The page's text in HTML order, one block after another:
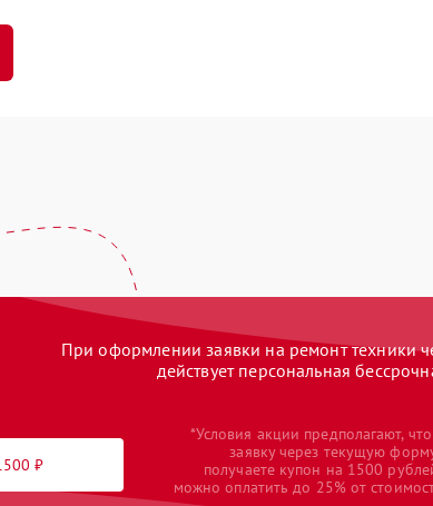
При оформлении заявки на ремонт техники
действует персональная
₽
*Условия акции предполагают,
заявку через текущую
получаете купон на 1500
можно оплатить до 25% от